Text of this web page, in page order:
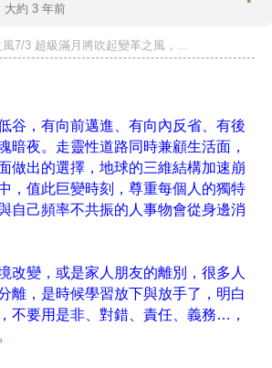
大約 3 年前
7/3 超級滿月將吹起變革之風，...
谷，有向前邁進、有向內反省、有後
暗夜。走靈性道路同時兼顧生活面，
做出的選擇，地球的三維結構加速崩
，值此巨變時刻，尊重每個人的獨特
自己頻率不共振的人事物會從身邊消
改變，或是家人朋友的離別，很多人
離，是時候學習放下與放手了，明白
不要用是非、對錯、責任、義務…，